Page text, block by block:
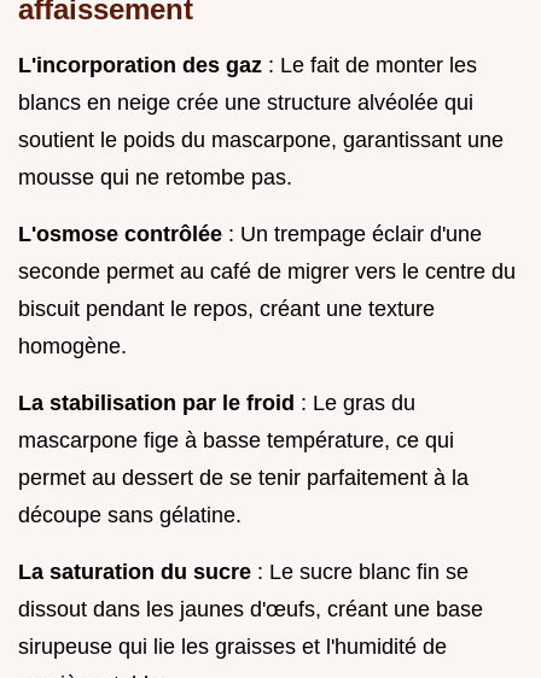
affaissement
L'incorporation des gaz : Le fait de monter les
blancs en neige crée une structure alvéolée qui
soutient le poids du mascarpone, garantissant une
mousse qui ne retombe pas.
L'osmose contrôlée : Un trempage éclair d'une
seconde permet au café de migrer vers le centre du
biscuit pendant le repos, créant une texture
homogène.
La stabilisation par le froid : Le gras du
mascarpone fige à basse température, ce qui
permet au dessert de se tenir parfaitement à la
découpe sans gélatine.
La saturation du sucre : Le sucre blanc fin se
dissout dans les jaunes d'œufs, créant une base
sirupeuse qui lie les graisses et l'humidité de